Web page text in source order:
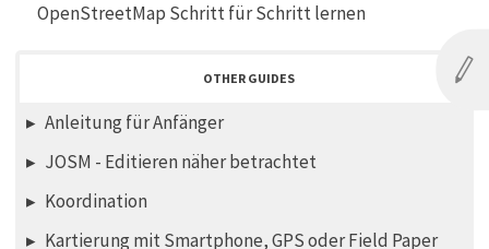
OpenStreetMap Schritt für Schritt lernen
OTHER GUIDES
Anleitung für Anfänger
JOSM - Editieren näher betrachtet
Koordination
Kartierung mit Smartphone, GPS oder Field Paper